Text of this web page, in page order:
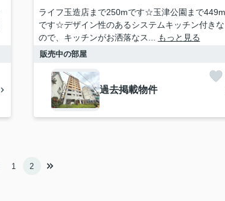
ライフ玉造店まで250mです☆玉津公園まで449m
です☆デザイン性のあるシステムキッチン付きな
ので、キッチンがお洒落なス...
もっと見る
販売中の部屋
過去掲載物件
1 2